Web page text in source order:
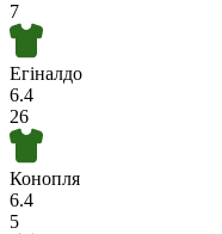
7
Егіналдо
6.4
26
Конопля
6.4
5